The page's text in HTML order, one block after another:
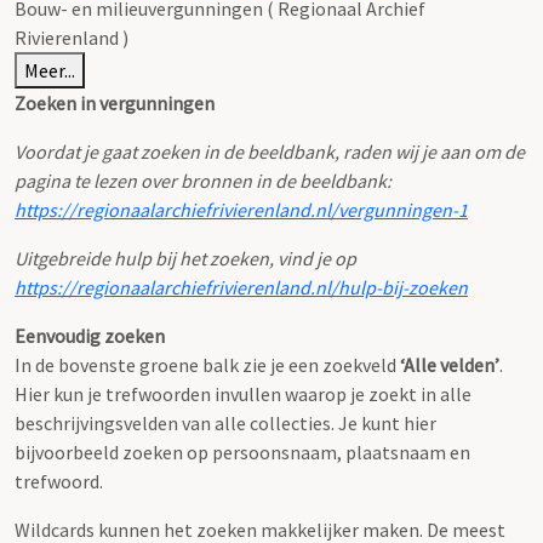
Bouw- en milieuvergunningen ( Regionaal Archief
Rivierenland )
Meer...
Zoeken in vergunningen
Voordat je gaat zoeken in de beeldbank, raden wij je aan om de
pagina te lezen over bronnen in de beeldbank:
https://regionaalarchiefrivierenland.nl/vergunningen-1
Uitgebreide hulp bij het zoeken, vind je op
https://regionaalarchiefrivierenland.nl/hulp-bij-zoeken
Eenvoudig zoeken
In de bovenste groene balk zie je een zoekveld ‘Alle velden’.
Hier kun je trefwoorden invullen waarop je zoekt in alle
beschrijvingsvelden van alle collecties. Je kunt hier
bijvoorbeeld zoeken op persoonsnaam, plaatsnaam en
trefwoord.
Wildcards kunnen het zoeken makkelijker maken. De meest